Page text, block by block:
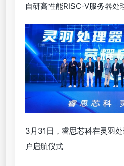
自研高性能RISC-V服务器
3月31日，睿思芯科在灵羽
户启航仪式